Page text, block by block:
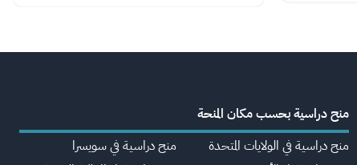
منح دراسية بحسب مكان المنحة
منح دراسية في الولايات المتحدة
منح دراسية في سويسرا